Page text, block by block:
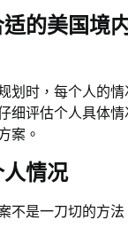
的美国境
划时，每个人的
细评估个人具体
案。
情况
不是一刀切的方